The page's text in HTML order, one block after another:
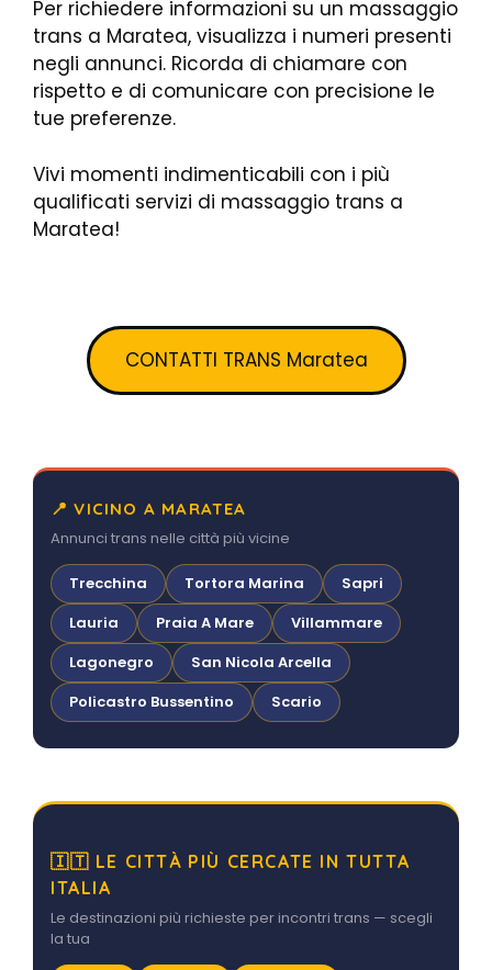
Per richiedere informazioni su un massaggio
trans a Maratea, visualizza i numeri presenti
negli annunci. Ricorda di chiamare con
rispetto e di comunicare con precisione le
tue preferenze.
Vivi momenti indimenticabili con i più
qualificati servizi di massaggio trans a
Maratea!
CONTATTI TRANS Maratea
📍 VICINO A MARATEA
Annunci trans nelle città più vicine
Trecchina Tortora Marina
Sapri
Lauria
Praia A Mare
Villammare
Lagonegro
San Nicola Arcella
Policastro Bussentino
Scario
🇮🇹 LE CITTÀ PIÙ CERCATE IN TUTTA
ITALIA
Le destinazioni più richieste per incontri trans — scegli
la tua